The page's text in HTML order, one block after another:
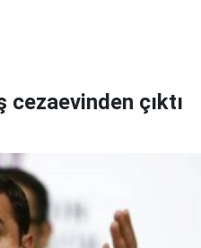
çıktı